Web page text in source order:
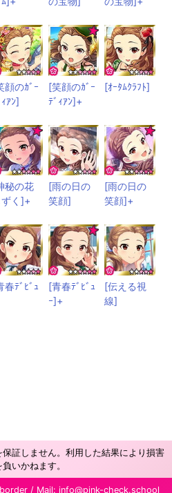
顔のｶﾞｰ
ｱﾝ]
[笑顔のｶﾞｰ
ﾃﾞｨｱﾝ]+
[ｵｰﾀﾑｸﾗﾌﾄ]
秘の花
ずく]+
[雨の日の
笑顔]
[雨の日の
笑顔]+
春ﾃﾞﾋﾞｭ
[青春ﾃﾞﾋﾞｭ
ｰ]+
[伝える視
線]
証しません。利用した結果により損害
いかねます。
/ Mail: info@pink-check.school